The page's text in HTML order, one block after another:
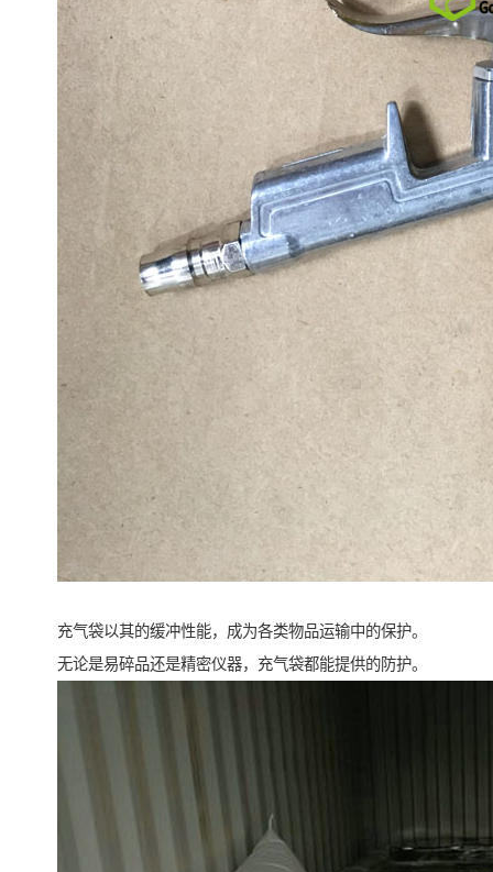
充气袋以其的缓冲性能，成为各类物品运输中的保护。
无论是易碎品还是精密仪器，充气袋都能提供的防护。